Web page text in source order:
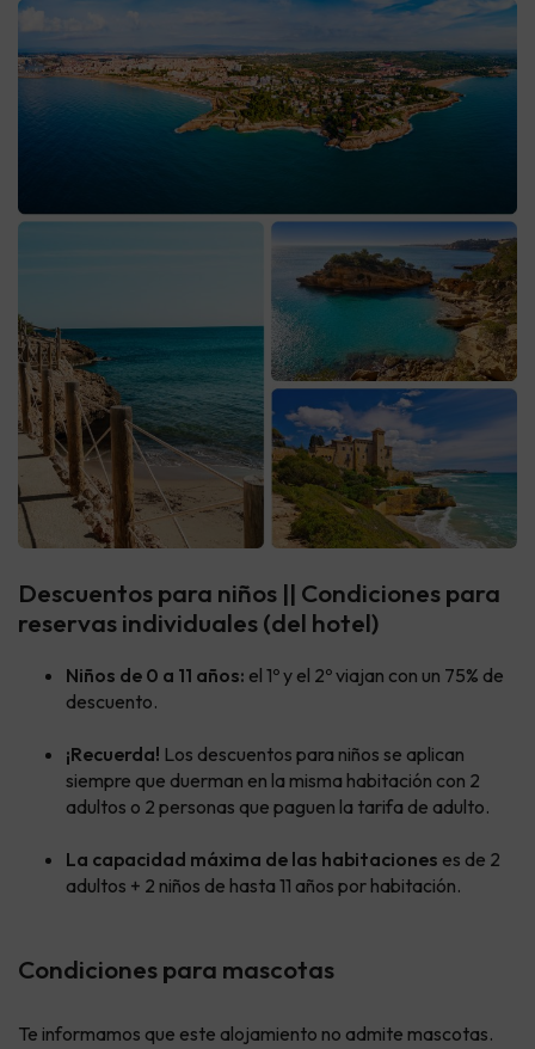
Descuentos para niños || Condiciones para
reservas individuales (del hotel)
Niños de 0 a 11 años: el 1º y el 2º viajan con un 75% de
descuento.
¡Recuerda! Los descuentos para niños se aplican
siempre que duerman en la misma habitación con 2
adultos o 2 personas que paguen la tarifa de adulto.
La capacidad máxima de las habitaciones es de 2
adultos + 2 niños de hasta 11 años por habitación.
Condiciones para mascotas
Te informamos que este alojamiento no admite mascotas.